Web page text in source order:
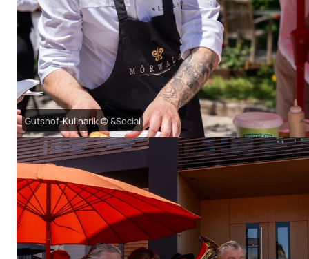
Gutshof-Kulinarik © &Social